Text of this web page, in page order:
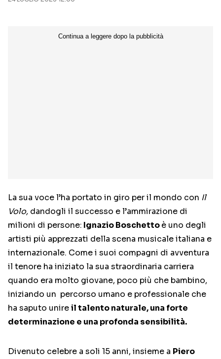
La sua voce l’ha portato in giro per il mondo con Il
Volo, dandogli il successo e l’ammirazione di
milioni di persone: Ignazio Boschettoè uno degli
artisti più apprezzati della scena musicale italiana e
internazionale. Come i suoi compagni di avventura
il tenore ha iniziato la sua straordinaria carriera
quando era molto giovane, poco più che bambino,
iniziando un percorso umano e professionale che
ha saputo unireil talento naturale, una forte
determinazione e una profonda sensibilità.
Divenuto celebre a soli 15 anni, insieme a Piero